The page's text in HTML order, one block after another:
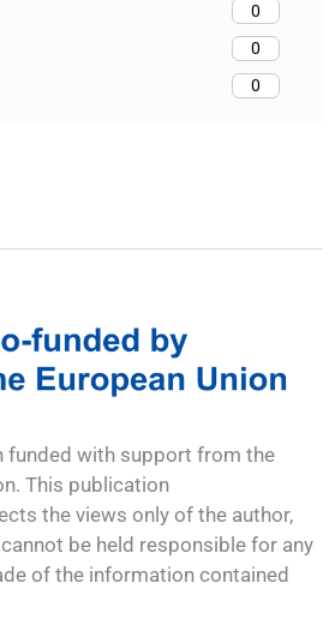
0
0
0
funded with support from the
This publication
the views only of the author,
be held responsible for any
of the information contained